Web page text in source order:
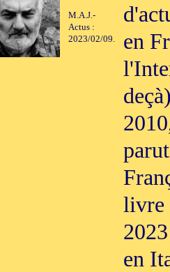
M.A.J.-
Actus :
2023/02/09.
en
livre
en